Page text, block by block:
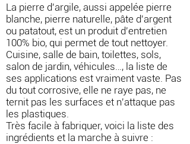
La pierre d'argile, aussi appelée pierre
blanche, pierre naturelle, pâte d'argent
ou patatout, est un produit d'entretien
100% bio, qui permet de tout nettoyer.
Cuisine, salle de bain, toilettes, sols,
salon de jardin, véhicules…, la liste de
ses applications est vraiment vaste. Pas
du tout corrosive, elle ne raye pas, ne
ternit pas les surfaces et n'attaque pas
les plastiques.
Très facile à fabriquer, voici la liste des
ingrédients et la marche à suivre :